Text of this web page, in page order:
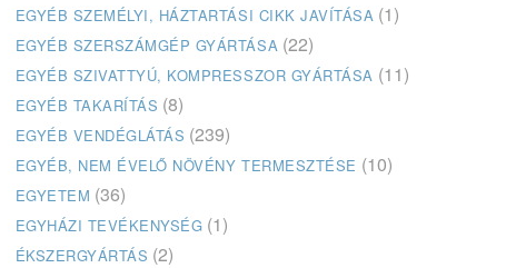
EGYÉB SZEMÉLYI, HÁZTARTÁSI CIKK JAVÍTÁSA (1)
EGYÉB SZERSZÁMGÉP GYÁRTÁSA (22)
EGYÉB SZIVATTYÚ, KOMPRESSZOR GYÁRTÁSA (11)
EGYÉB TAKARÍTÁS (8)
EGYÉB VENDÉGLÁTÁS (239)
EGYÉB, NEM ÉVELŐ NÖVÉNY TERMESZTÉSE (10)
EGYETEM (36)
EGYHÁZI TEVÉKENYSÉG (1)
ÉKSZERGYÁRTÁS (2)